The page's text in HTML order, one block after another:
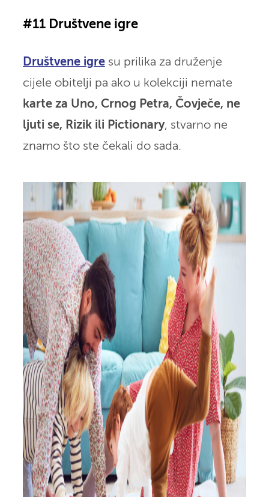
#11 Društvene igre
Društvene igresu prilika za druženje
cijele obitelji pa ako u kolekciji nemate
karte za Uno, Crnog Petra, Čovječe, ne
ljuti se, Rizik ili Pictionary, stvarno ne
znamo što ste čekali do sada.